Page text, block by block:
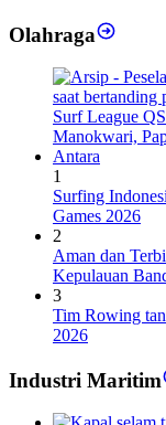
Olahraga
1
Surfing
Games 2026
2
Aman dan
Kepulauan
3
Tim Rowing
2026
Industri Maritim